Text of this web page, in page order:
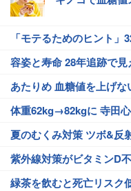
「モテるためのヒント」
容姿と寿命 28年追跡で見
あたりめ 血糖値を上げな
体重62kg→82kgに 寺田
夏のむくみ対策 ツボ&反
紫外線対策がビタミンD
緑茶を飲むと死亡リスク